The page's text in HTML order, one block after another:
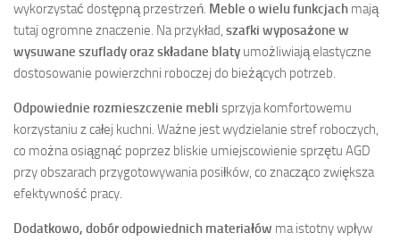
wykorzystać dostępną przestrzeń. Meble o wielu funkcjach mają
tutaj ogromne znaczenie. Na przykład, szafki wyposażone w
wysuwane szuflady oraz składane blaty umożliwiają elastyczne
dostosowanie powierzchni roboczej do bieżących potrzeb.
Odpowiednie rozmieszczenie mebli sprzyja komfortowemu
korzystaniu z całej kuchni. Ważne jest wydzielanie stref roboczych,
co można osiągnąć poprzez bliskie umiejscowienie sprzętu AGD
przy obszarach przygotowywania posiłków, co znacząco zwiększa
efektywność pracy.
Dodatkowo, dobór odpowiednich materiałów ma istotny wpływ